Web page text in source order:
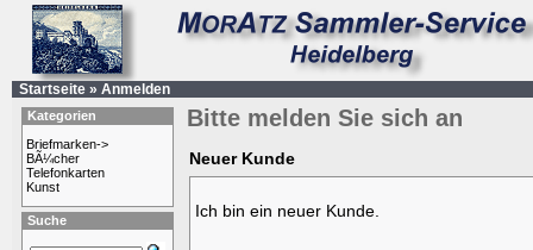
Startseite » Anmelden
Kategorien
Briefmarken->
BÃ¼cher
Telefonkarten
Kunst
Suche
Bitte melden Sie sich an
Neuer Kunde
Ich bin ein neuer Kunde.